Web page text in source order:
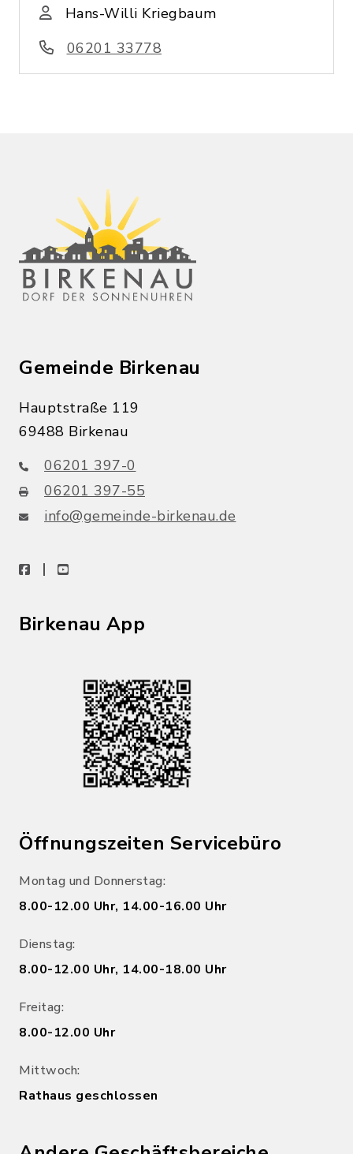
Hans-Willi Kriegbaum
06201 33778
Gemeinde Birkenau
Hauptstraße 119
69488 Birkenau
06201 397-0
06201 397-55
info@gemeinde-birkenau.de
facebookyoutube
Birkenau App
Öffnungszeiten Servicebüro
Montag und Donnerstag:
8.00-12.00 Uhr, 14.00-16.00 Uhr
Dienstag:
8.00-12.00 Uhr, 14.00-18.00 Uhr
Freitag:
8.00-12.00 Uhr
Mittwoch:
Rathaus geschlossen